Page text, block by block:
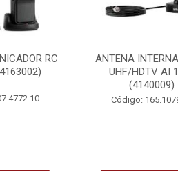
RC
ANTENA
UHF/HDTV AI
(4140009)
Código: